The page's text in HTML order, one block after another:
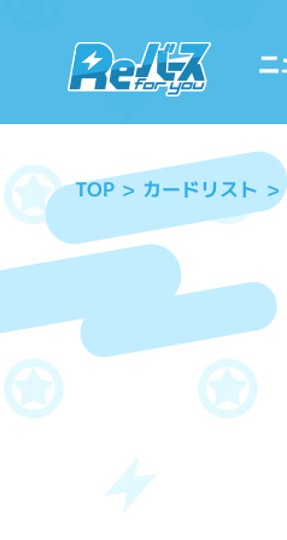
TOP カードリスト